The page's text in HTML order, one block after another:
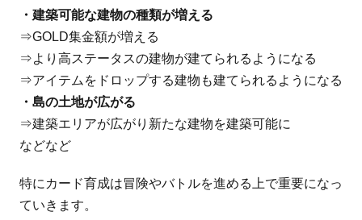
・建築可能な建物の種類が増える
⇒GOLD集金額が増える
⇒より高ステータスの建物が建てられるようになる
⇒アイテムをドロップする建物も建てられるようになる
・島の土地が広がる
⇒建築エリアが広がり新たな建物を建築可能に
などなど
特にカード育成は冒険やバトルを進める上で重要になっ
ていきます。